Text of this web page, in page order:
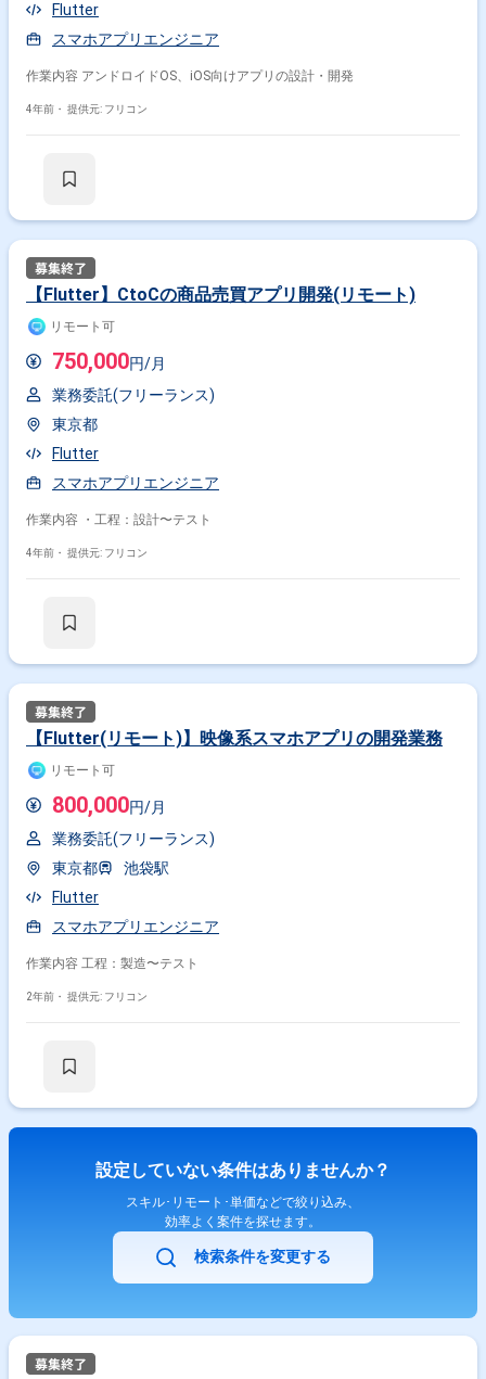
Flutter
スマホアプリエンジニア
作業内容 アンドロイドOS、iOS向けアプリの設計・開発
4年前・ 提供元: フリコン
【Flutter】CtoCの商品売買アプリ開発(リモート)
リモート可
750,000円/月
業務委託(フリーランス)
東京都
Flutter
スマホアプリエンジニア
作業内容 ・工程：設計〜テスト
4年前・ 提供元: フリコン
【Flutter(リモート)】映像系スマホアプリの開発業務
リモート可
800,000円/月
業務委託(フリーランス)
東京都
池袋駅
Flutter
スマホアプリエンジニア
作業内容 工程：製造〜テスト
2年前・ 提供元: フリコン
設定していない条件はありませんか？
スキル･リモート･単価などで絞り込み、
効率よく案件を探せます。
検索条件を変更する